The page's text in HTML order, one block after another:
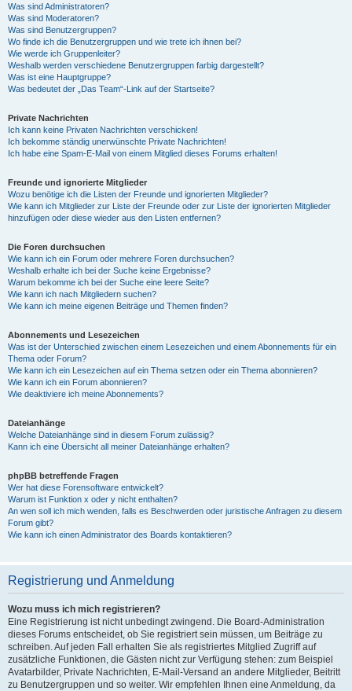
Was sind Administratoren?
Was sind Moderatoren?
Was sind Benutzergruppen?
Wo finde ich die Benutzergruppen und wie trete ich ihnen bei?
Wie werde ich Gruppenleiter?
Weshalb werden verschiedene Benutzergruppen farbig dargestellt?
Was ist eine Hauptgruppe?
Was bedeutet der „Das Team“-Link auf der Startseite?
Private Nachrichten
Ich kann keine Privaten Nachrichten verschicken!
Ich bekomme ständig unerwünschte Private Nachrichten!
Ich habe eine Spam-E-Mail von einem Mitglied dieses Forums erhalten!
Freunde und ignorierte Mitglieder
Wozu benötige ich die Listen der Freunde und ignorierten Mitglieder?
Wie kann ich Mitglieder zur Liste der Freunde oder zur Liste der ignorierten Mitglieder
hinzufügen oder diese wieder aus den Listen entfernen?
Die Foren durchsuchen
Wie kann ich ein Forum oder mehrere Foren durchsuchen?
Weshalb erhalte ich bei der Suche keine Ergebnisse?
Warum bekomme ich bei der Suche eine leere Seite?
Wie kann ich nach Mitgliedern suchen?
Wie kann ich meine eigenen Beiträge und Themen finden?
Abonnements und Lesezeichen
Was ist der Unterschied zwischen einem Lesezeichen und einem Abonnements für ein
Thema oder Forum?
Wie kann ich ein Lesezeichen auf ein Thema setzen oder ein Thema abonnieren?
Wie kann ich ein Forum abonnieren?
Wie deaktiviere ich meine Abonnements?
Dateianhänge
Welche Dateianhänge sind in diesem Forum zulässig?
Kann ich eine Übersicht all meiner Dateianhänge erhalten?
phpBB betreffende Fragen
Wer hat diese Forensoftware entwickelt?
Warum ist Funktion x oder y nicht enthalten?
An wen soll ich mich wenden, falls es Beschwerden oder juristische Anfragen zu diesem
Forum gibt?
Wie kann ich einen Administrator des Boards kontaktieren?
Registrierung und Anmeldung
Wozu muss ich mich registrieren?
Eine Registrierung ist nicht unbedingt zwingend. Die Board-Administration
dieses Forums entscheidet, ob Sie registriert sein müssen, um Beiträge zu
schreiben. Auf jeden Fall erhalten Sie als registriertes Mitglied Zugriff auf
zusätzliche Funktionen, die Gästen nicht zur Verfügung stehen: zum Beispiel
Avatarbilder, Private Nachrichten, E-Mail-Versand an andere Mitglieder, Beitritt
zu Benutzergruppen und so weiter. Wir empfehlen Ihnen eine Anmeldung, da